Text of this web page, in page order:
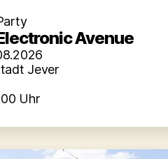
Avenue
Jever
Uhr